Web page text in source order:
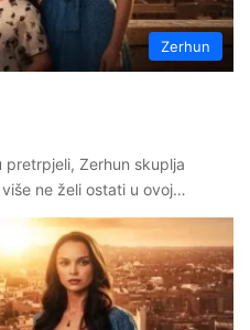
Zerhun
Zerhun skuplja
ne želi ostati u ovoj…